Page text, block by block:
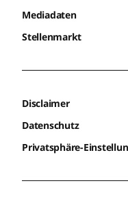
Mediadaten
Stellenmarkt
Disclaimer
Datenschutz
Privatsphäre-